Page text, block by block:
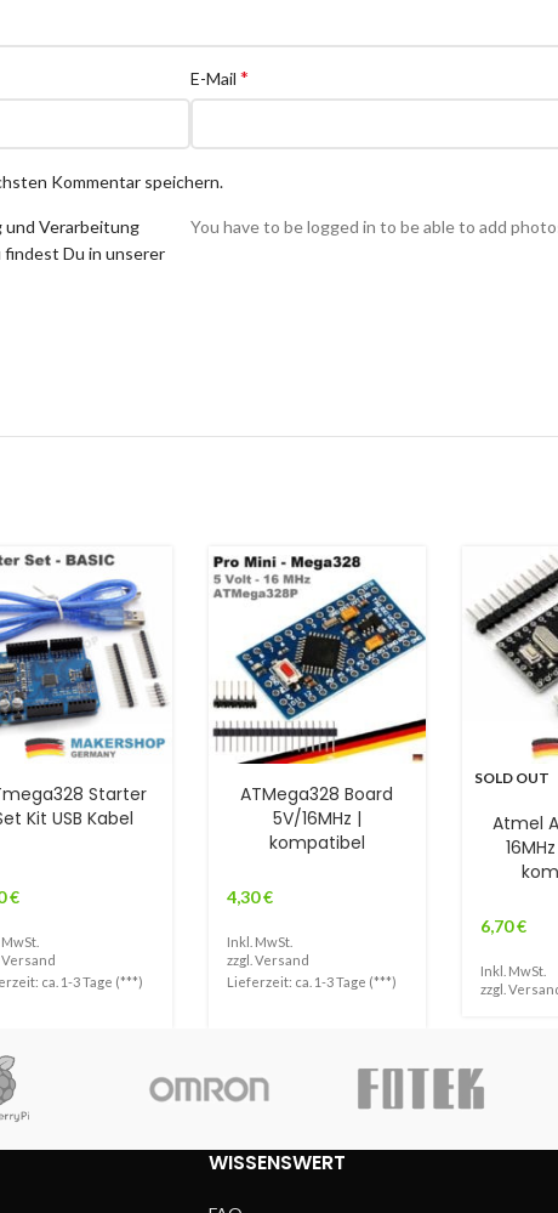
E-Mail *
Kommentar speichern.
und Verarbeitung
Du in unserer
You have to be logged in to be able to add
Starter
Kit USB Kabel
€
Versand
ca. 1-3 Tage (***)
ATMega328 Board
5V/16MHz |
kompatibel
4,30€
Inkl. MwSt.
zzgl. Versand
Lieferzeit: ca. 1-3 Tage (***)
SOLD OUT
Atmel
6,70€
Inkl. MwSt.
zzgl.
WISSENSWERT